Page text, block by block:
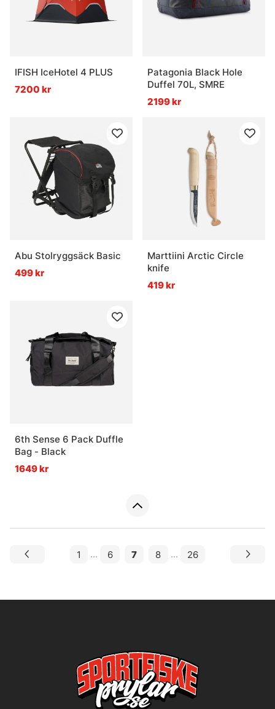
IFISH IceHotel 4 PLUS
7200 kr
Patagonia Black Hole
Duffel 70L, SMRE
2199 kr
Abu Stolryggsäck Basic
499 kr
Marttiini Arctic Circle
knife
419 kr
6th Sense 6 Pack Duffle
Bag - Black
1649 kr
1 ... 6 7 8 ... 26